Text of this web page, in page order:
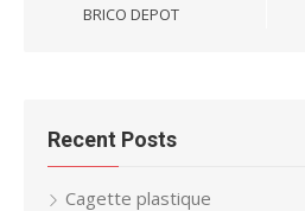
BRICO DEPOT
Recent Posts
Cagette plastique